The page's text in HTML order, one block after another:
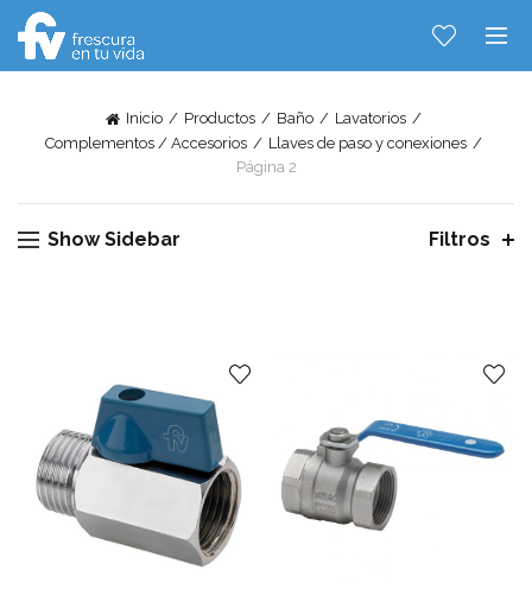
Inicio Productos Baño
Lavatorios
Complementos / Accesorios
Llaves de paso y conexiones
Página 2
Show Sidebar Filtros